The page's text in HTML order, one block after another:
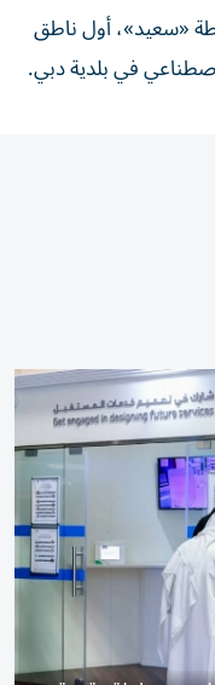
«سعيد»، أول ناطق
في بلدية دبي.